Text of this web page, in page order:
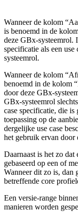
Wanneer de kolom
is benoemd in de
deze GBx-systeemrol.
specificatie als een
systeemrol.
Wanneer de kolom
benoemd in de kolom
door deze GBx-
GBx-systeemrol
case specificatie, die is
toepassing op de
dergelijke use case
het gebruik ervan door
Daarnaast is het zo
gebaseerd op een of
Wanneer dit zo is, dan
betreffende core
Een versie-range
manieren worden